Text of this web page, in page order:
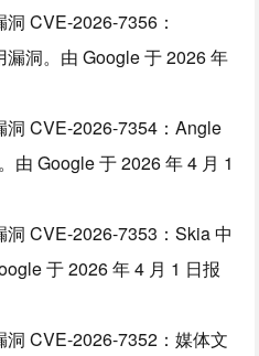
CVE-2026-7356：
洞。由 Google 于 2026 年
洞 CVE-2026-7354：Angle
由 Google 于 2026 年 4 月 1
CVE-2026-7353：Skia 中
于 2026 年 4 月 1 日报
CVE-2026-7352：媒体文